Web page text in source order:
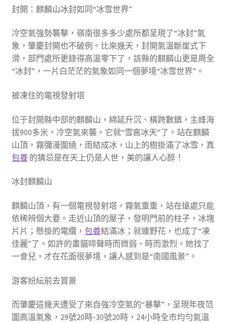
封開：麒麟山冰封如同“冰雪世界”
冷空氣強勢襲擊，嶺南很多多少處所都呈現了“冰封”氣
象，肇慶封開也不破例。比來幾天，封開氣溫斷崖式下
滑，部門處所更錄得高溫零下了，該縣的麒麟山更是周全
“冰封”，一片白茫茫的氣象如同一個夢境“冰雪世界”。
被凍住的電視發射塔
位于封開縣中部的麒麟山，綿延升沉、橫跨數鎮，主峰海
拔900多米。冷空氣來襲，它就“雪窖冰天”了。站在麒麟
山頂，霧彌漫圍繞，雨結成冰，山上的樹掛滿了冰雪，真
包養的猜忌是在天上仍是人世，美的讓人心醉！
冰封麒麟山
麒麟山頂，有一個電視發射塔，霧氣重重，站在遠處只能
依稀辨個大要。走近山頂的屋子，發明門前的柱子，冰塊
片片；懸掛的電纜， 包養結滿冰；就連野花，也成了“凍
佳麗”了。如許的畫貓啼聲時而微弱、時而激烈。她找了
一會兒，才在花面很夢境，讓人感到是“南國風景”。
游客紛紜前去賞景
而肇慶這幾天遭受了來自強冷空氣的“暴擊”，呈現年夜范
圍高溫氣象，29號20時-30號20時，24小時全市均勻氣溫